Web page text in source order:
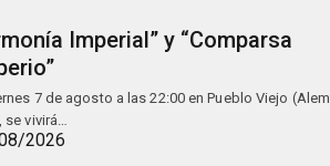
Imperial” y “Comparsa
7 de agosto a las 22:00 en Pueblo Viejo (Alem
se vivirá…
2026